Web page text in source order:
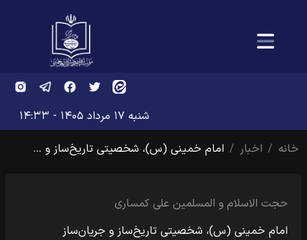
شنبه ۱۷ مرداد ۱۴۰۵ - ۱۴:۳۳
خانه
اخبار امام خمینی (س)، شخصیتی تاریخ‌ساز و …
حجت الاسلام و المسلمین علی کمساری
امام خمینی (س)، شخصیتی تاریخ‌ساز و جریان‌ساز